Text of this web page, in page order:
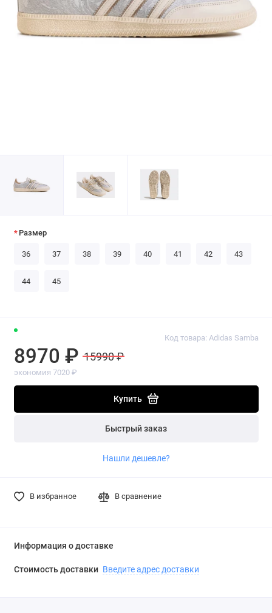
Код товара: Adidas Samba
8970 ₽ 15990 ₽
экономия 7020 ₽
Купить
Быстрый заказ
Нашли дешевле?
В избранное В сравнение
Размер
36 37 38 39 40 41 42 43
44 45
Информация о доставке
Стоимость доставки Введите адрес доставки